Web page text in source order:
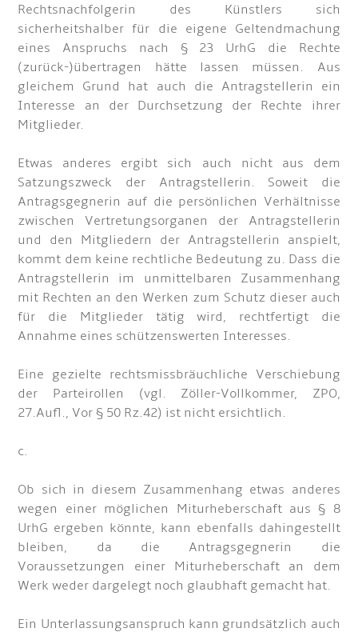
Rechtsnachfolgerin des Künstlers sich
sicherheitshalber für die eigene Geltendmachung
eines Anspruchs nach § 23 UrhG die Rechte
(zurück-)übertragen hätte lassen müssen. Aus
gleichem Grund hat auch die Antragstellerin ein
Interesse an der Durchsetzung der Rechte ihrer
Mitglieder.
Etwas anderes ergibt sich auch nicht aus dem
Satzungszweck der Antragstellerin. Soweit die
Antragsgegnerin auf die persönlichen Verhältnisse
zwischen Vertretungsorganen der Antragstellerin
und den Mitgliedern der Antragstellerin anspielt,
kommt dem keine rechtliche Bedeutung zu. Dass die
Antragstellerin im unmittelbaren Zusammenhang
mit Rechten an den Werken zum Schutz dieser auch
für die Mitglieder tätig wird, rechtfertigt die
Annahme eines schützenswerten Interesses.
Eine gezielte rechtsmissbräuchliche Verschiebung
der Parteirollen (vgl. Zöller-Vollkommer, ZPO,
27.Aufl., Vor § 50 Rz.42) ist nicht ersichtlich.
c.
Ob sich in diesem Zusammenhang etwas anderes
wegen einer möglichen Miturheberschaft aus § 8
UrhG ergeben könnte, kann ebenfalls dahingestellt
bleiben, da die Antragsgegnerin die
Voraussetzungen einer Miturheberschaft an dem
Werk weder dargelegt noch glaubhaft gemacht hat.
Ein Unterlassungsanspruch kann grundsätzlich auch